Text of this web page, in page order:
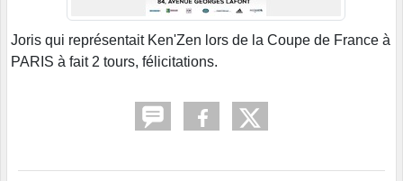
Joris qui représentait Ken'Zen lors de la Coupe de France à
PARIS à fait 2 tours, félicitations.